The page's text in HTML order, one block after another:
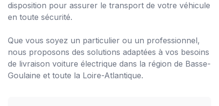
disposition pour assurer le transport de votre véhicule
en toute sécurité.
Que vous soyez un particulier ou un professionnel,
nous proposons des solutions adaptées à vos besoins
de livraison voiture électrique dans la région de Basse-
Goulaine et toute la Loire-Atlantique.